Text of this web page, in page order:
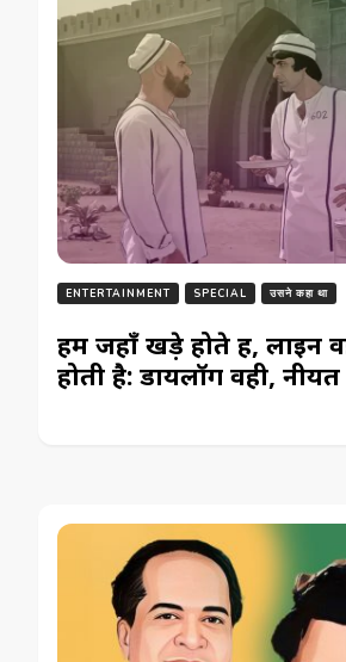
ENTERTAINMENT SPECIAL उसने कहा था
हम जहाँ खड़े होते हैं, लाइन
होती है: डायलॉग वही,